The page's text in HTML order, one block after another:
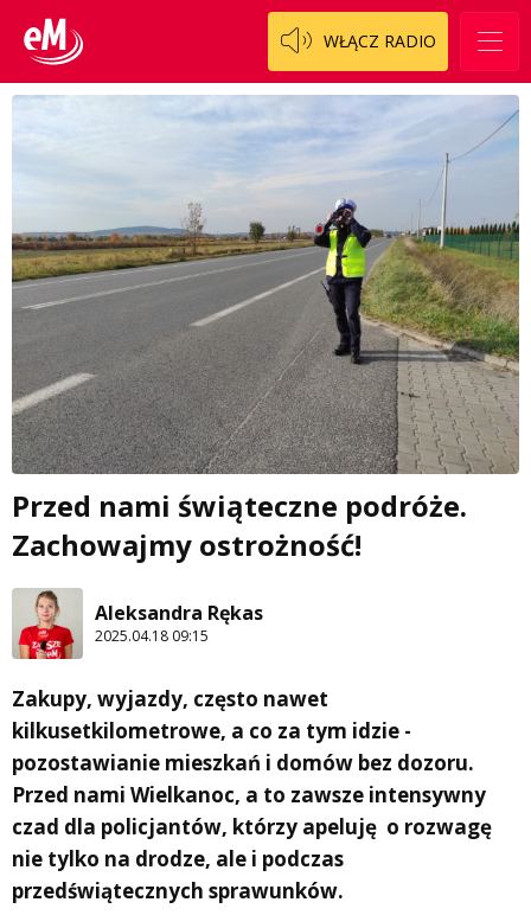
WŁĄCZ RADIO
Przed nami świąteczne podróże.
Zachowajmy ostrożność!
Aleksandra Rękas
2025.04.18 09:15
Zakupy, wyjazdy, często nawet
kilkusetkilometrowe, a co za tym idzie -
pozostawianie mieszkań i domów bez dozoru.
Przed nami Wielkanoc, a to zawsze intensywny
czad dla policjantów, którzy apeluję o rozwagę
nie tylko na drodze, ale i podczas
przedświątecznych sprawunków.